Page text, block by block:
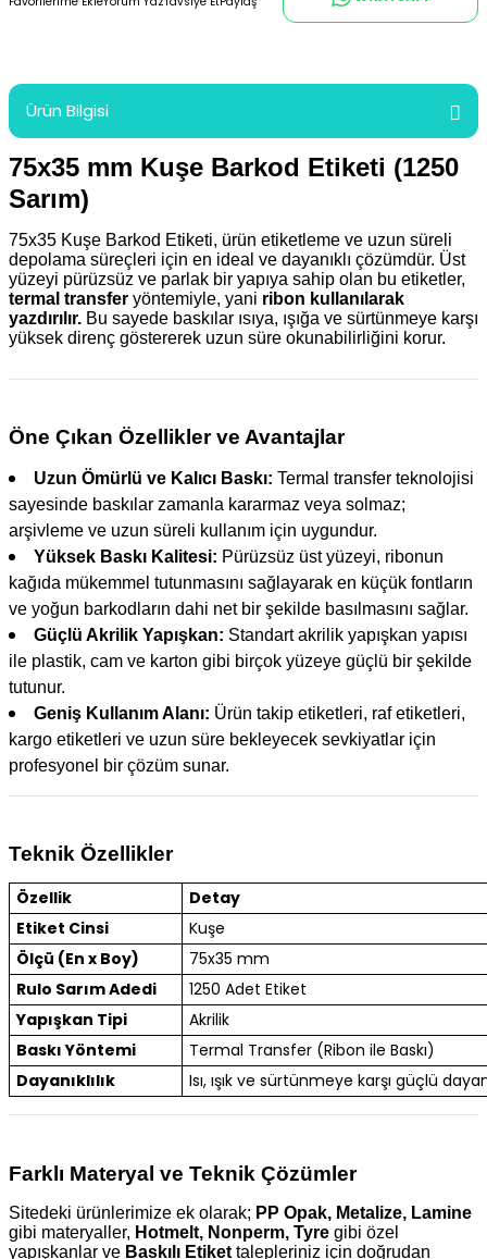
Ürün Bilgisi
75x35 mm Kuşe Barkod Etiketi (1250
Sarım)
75x35 Kuşe Barkod Etiketi, ürün etiketleme ve uzun süreli
depolama süreçleri için en ideal ve dayanıklı çözümdür. Üst
yüzeyi pürüzsüz ve parlak bir yapıya sahip olan bu etiketler,
termal transfer yöntemiyle, yani ribon kullanılarak
yazdırılır. Bu sayede baskılar ısıya, ışığa ve sürtünmeye karşı
yüksek direnç göstererek uzun süre okunabilirliğini korur.
Öne Çıkan Özellikler ve Avantajlar
Uzun Ömürlü ve Kalıcı Baskı: Termal transfer teknolojisi
sayesinde baskılar zamanla kararmaz veya solmaz;
arşivleme ve uzun süreli kullanım için uygundur.
Yüksek Baskı Kalitesi: Pürüzsüz üst yüzeyi, ribonun
kağıda mükemmel tutunmasını sağlayarak en küçük fontların
ve yoğun barkodların dahi net bir şekilde basılmasını sağlar.
Güçlü Akrilik Yapışkan: Standart akrilik yapışkan yapısı
ile plastik, cam ve karton gibi birçok yüzeye güçlü bir şekilde
tutunur.
Geniş Kullanım Alanı: Ürün takip etiketleri, raf etiketleri,
kargo etiketleri ve uzun süre bekleyecek sevkiyatlar için
profesyonel bir çözüm sunar.
Teknik Özellikler
Özellik
Detay
Etiket Cinsi
Kuşe
Ölçü (En x Boy)
75x35 mm
Rulo Sarım Adedi
1250 Adet Etiket
Yapışkan Tipi
Akrilik
Baskı Yöntemi
Termal Transfer (Ribon ile Baskı)
Dayanıklılık
Isı, ışık ve sürtünmeye karşı güçlü
Farklı Materyal ve Teknik Çözümler
Sitedeki ürünlerimize ek olarak; PP Opak, Metalize, Lamine
gibi materyaller, Hotmelt, Nonperm, Tyre gibi özel
yapışkanlar ve Baskılı Etiket talepleriniz için doğrudan